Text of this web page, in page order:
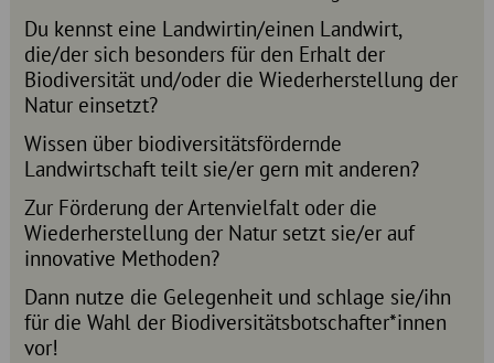
Du kennst eine Landwirtin/einen Landwirt,
die/der sich besonders für den Erhalt der
Biodiversität und/oder die Wiederherstellung der
Natur einsetzt?
Wissen über biodiversitätsfördernde
Landwirtschaft teilt sie/er gern mit anderen?
Zur Förderung der Artenvielfalt oder die
Wiederherstellung der Natur setzt sie/er auf
innovative Methoden?
Dann nutze die Gelegenheit und schlage sie/ihn
für die Wahl der Biodiversitätsbotschafter*innen
vor!